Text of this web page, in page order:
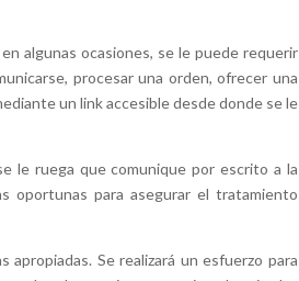
algunas ocasiones, se le puede requerir
procesar una orden, ofrecer una
un link accesible desde donde se le
le ruega que comunique por escrito a la
oportunas para asegurar el tratamiento
Se realizará un esfuerzo para